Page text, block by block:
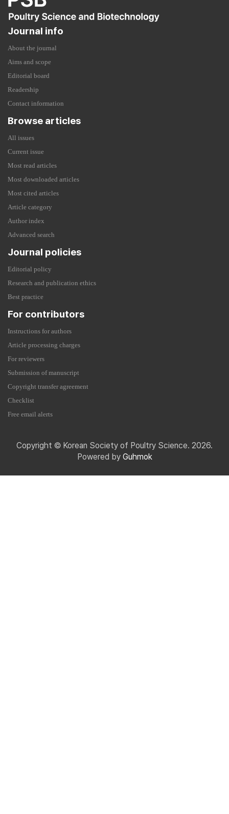
Journal info
About the journal
Aims and scope
Editorial board
Readership
Contact information
Browse articles
All issues
Current issue
Most read articles
Most downloaded articles
Most cited articles
Article category
Author index
Advanced search
Journal policies
Editorial policy
Research and publication ethics
Best practice
For contributors
Instructions for authors
Article processing charges
For reviewers
Submission of manuscript
Copyright transfer agreement
Checklist
Free email alerts
Copyright © Korean Society of Poultry Science. 2026.
Powered by Guhmok